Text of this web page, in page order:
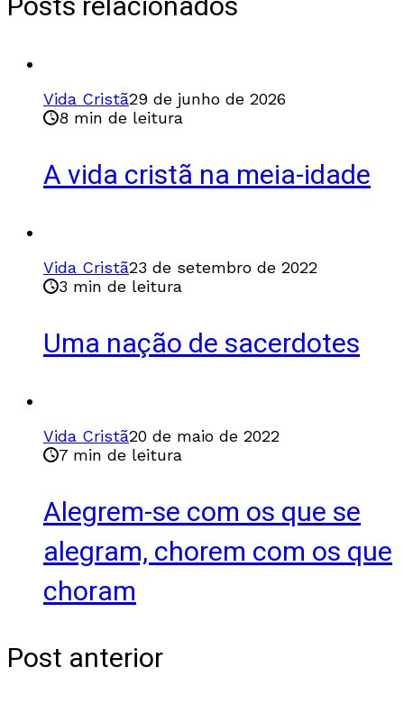
Vida Cristã29 de junho de 2026
8 min de leitura
A vida cristã na meia-idade
Vida Cristã23 de setembro de 2022
3 min de leitura
Uma nação de sacerdotes
Vida Cristã20 de maio de 2022
7 min de leitura
Alegrem-se com os que se
alegram, chorem com os que
choram
Post anterior